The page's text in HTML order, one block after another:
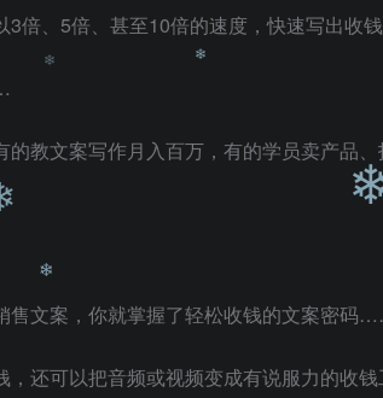
、5倍、甚至10倍的速度，快速写出收
的教文案写作月入百万，有的学员卖产品
售文案，你就掌握了轻松收钱的文案密码
还可以把音频或视频变成有说服力的收钱
❄
❄
❄